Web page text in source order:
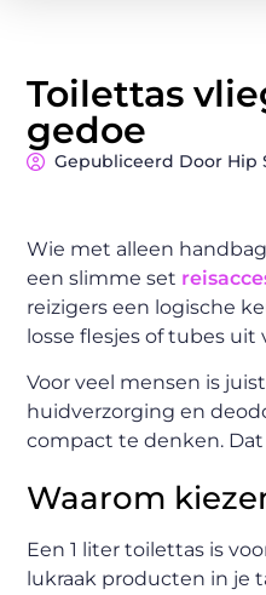
Toilettas
gedoe
Gepubliceerd Door Hip
Wie met alleen
een slimme set
reizigers een logische
losse flesjes of tubes
Voor veel mensen is
huidverzorging en
compact te denken.
Waarom
Een 1 liter toilettas is
lukraak producten in je